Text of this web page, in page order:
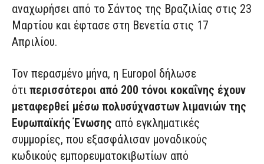
αναχωρήσει από το Σάντος της Βραζιλίας στις 23
Μαρτίου και έφτασε στη Βενετία στις 17
Απριλίου.
Τον περασμένο μήνα, η Europol δήλωσε
ότι περισσότεροι από 200 τόνοι κοκαΐνης έχουν
μεταφερθεί μέσω πολυσύχναστων λιμανιών της
Ευρωπαϊκής Ένωσης από εγκληματικές
συμμορίες, που εξασφάλισαν μοναδικούς
κωδικούς εμπορευματοκιβωτίων από